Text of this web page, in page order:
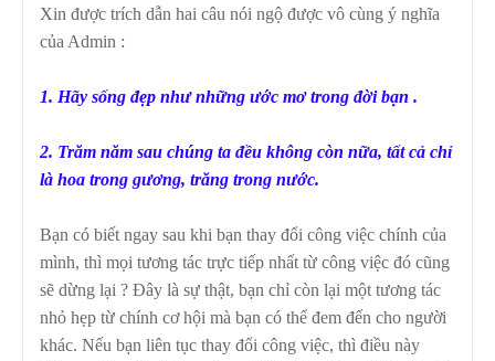
Xin được trích dẫn hai câu nói ngộ được vô cùng ý nghĩa
của Admin :
1. Hãy sống đẹp như những ước mơ trong đời bạn .
2. Trăm năm sau chúng ta đều không còn nữa, tất cả chỉ
là hoa trong gương, trăng trong nước.
Bạn có biết ngay sau khi bạn thay đổi công việc chính của
mình, thì mọi tương tác trực tiếp nhất từ công việc đó cũng
sẽ dừng lại ? Đây là sự thật, bạn chỉ còn lại một tương tác
nhỏ hẹp từ chính cơ hội mà bạn có thể đem đến cho người
khác. Nếu bạn liên tục thay đổi công việc, thì điều này